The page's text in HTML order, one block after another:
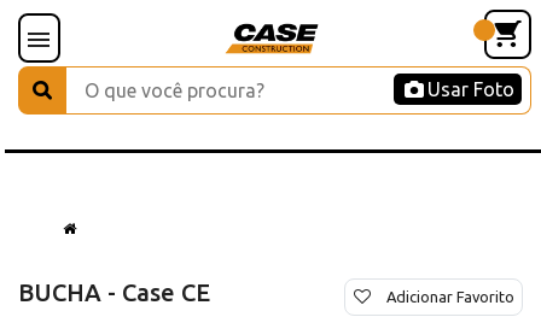
Usar Foto
BUCHA - Case CE Adicionar Favorito